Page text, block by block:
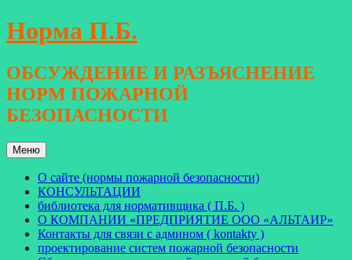
Перейти
к
Норма П.Б.
ОБСУЖДЕНИЕ И РАЗЪЯСНЕНИЕ
НОРМ ПОЖАРНОЙ
БЕЗОПАСНОСТИ
Меню
О сайте (нормы пожарной безопасности)
КОНСУЛЬТАЦИИ
библиотека для нормативщика ( П.Б. )
О КОМПАНИИ «ПРЕДПРИЯТИЕ ООО «АЛЬТАИР»
Контакты для связи с админом ( kontakty )
проектирование систем пожарной безопасности